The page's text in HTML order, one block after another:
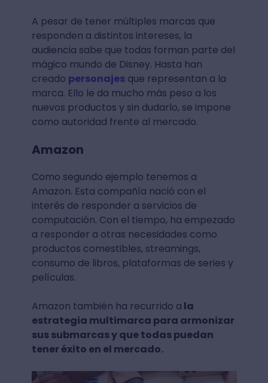
A pesar de tener múltiples marcas que
responden a distintos intereses, la
audiencia sabe que todas forman parte del
mágico mundo de Disney. Hasta han
creado personajesque representan a la
marca. Ello le da mucho más peso a los
nuevos productos y sin dudarlo, se impone
como autoridad frente al mercado.
Amazon
Como segundo ejemplo tenemos a
Amazon. Esta compañía nació con el
interés de responder a servicios de
computación. Con el tiempo, ha empezado
a responder a otras necesidades como
productos comestibles, streamings,
consumo de libros, plataformas de series y
películas.
Amazon también ha recurrido a la
estrategia multimarca para armonizar
sus submarcas y que todas puedan
tener éxito en el mercado.